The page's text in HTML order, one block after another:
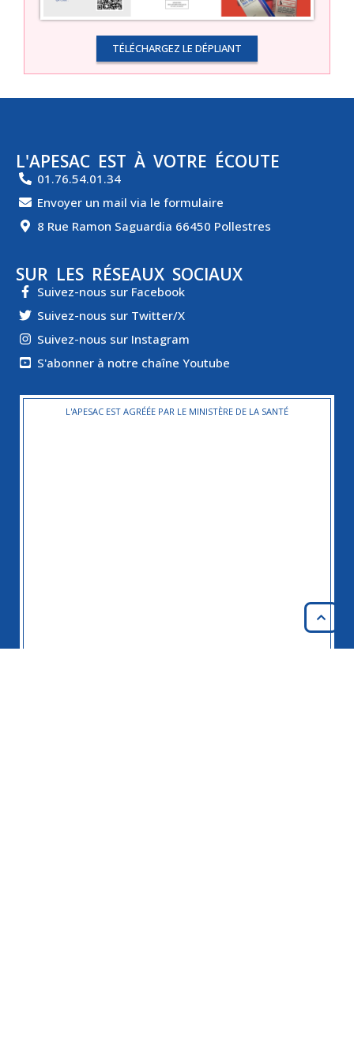
TÉLÉCHARGEZ LE DÉPLIANT
L'APESAC EST À VOTRE ÉCOUTE
01.76.54.01.34
Envoyer un mail via le formulaire
8 Rue Ramon Saguardia 66450 Pollestres
SUR LES RÉSEAUX SOCIAUX
Suivez-nous sur Facebook
Suivez-nous sur Twitter/X
Suivez-nous sur Instagram
S'abonner à notre chaîne Youtube
L'APESAC EST AGRÉÉE PAR LE MINISTÈRE DE LA SANTÉ